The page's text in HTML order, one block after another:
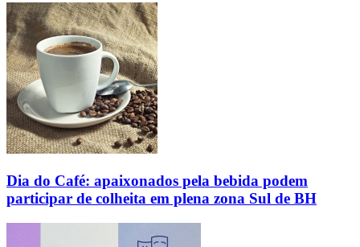
Dia do Café: apaixonados pela bebida podem
participar de colheita em plena zona Sul de BH